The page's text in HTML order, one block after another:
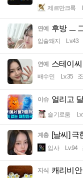
제르만크록
연예 후방 ㅡ
입술돼지 Lv.43
연예 스테이
배수민 Lv.35
이슈 얼리고
슬기로움
계층 [날씨] 극
입사 Lv.94
지식 캐리비